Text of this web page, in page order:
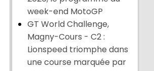
week-end MotoGP
GT World Challenge,
Magny-Cours - C2 :
Lionspeed triomphe dans
une course marquée par